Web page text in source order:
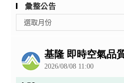
彙整公告
整
選取月份